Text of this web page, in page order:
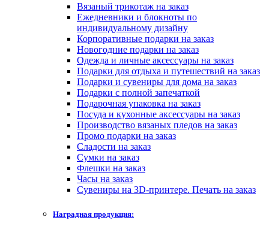
Вязаный трикотаж на заказ
Ежедневники и блокноты по
индивидуальному дизайну
Корпоративные подарки на заказ
Новогодние подарки на заказ
Одежда и личные аксессуары на заказ
Подарки для отдыха и путешествий на заказ
Подарки и сувениры для дома на заказ
Подарки с полной запечаткой
Подарочная упаковка на заказ
Посуда и кухонные аксессуары на заказ
Производство вязаных пледов на заказ
Промо подарки на заказ
Сладости на заказ
Сумки на заказ
Флешки на заказ
Часы на заказ
Сувениры на 3D-принтере. Печать на заказ
Наградная продукция: